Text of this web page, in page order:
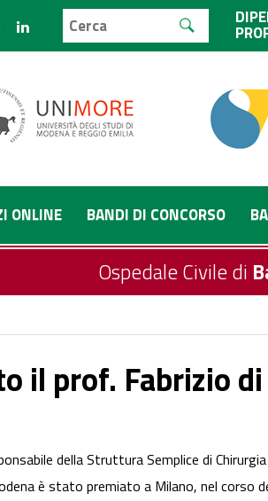
ONLINE BANDI DI CONCORSO
Ospedale Civile di
il prof. Fabrizio di
della Struttura Semplice di
è stato premiato a Milano, nel corso